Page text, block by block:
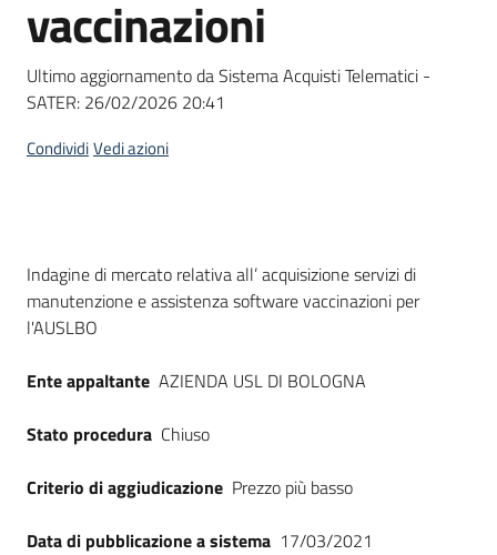
telematiche
site
Seguici
vaccinazioni
Ultimo aggiornamento da Sistema Acquisti Telematici -
SATER: 26/02/2026 20:41
CondividiVedi azioni
Dati del bando
Indagine di mercato relativa all’ acquisizione servizi di
manutenzione e assistenza software vaccinazioni per
l'AUSLBO
Ente appaltante AZIENDA USL DI BOLOGNA
Stato procedura Chiuso
Criterio di aggiudicazione Prezzo più basso
Data di pubblicazione a sistema 17/03/2021